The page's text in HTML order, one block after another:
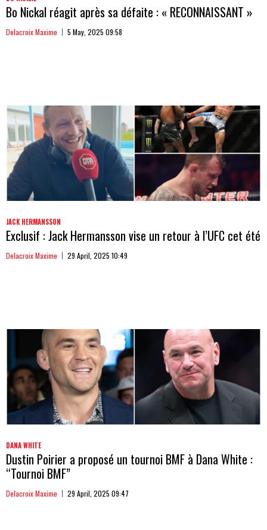
Bo Nickal réagit après sa défaite : « RECONNAISSANT »
Delacroix Maxime 5 May, 2025 09:58
JACK HERMANSSON
Exclusif : Jack Hermansson vise un retour à l’UFC cet été
Delacroix Maxime 29 April, 2025 10:49
DANA WHITE
Dustin Poirier a proposé un tournoi BMF à Dana White :
“Tournoi BMF”
Delacroix Maxime 29 April, 2025 09:47